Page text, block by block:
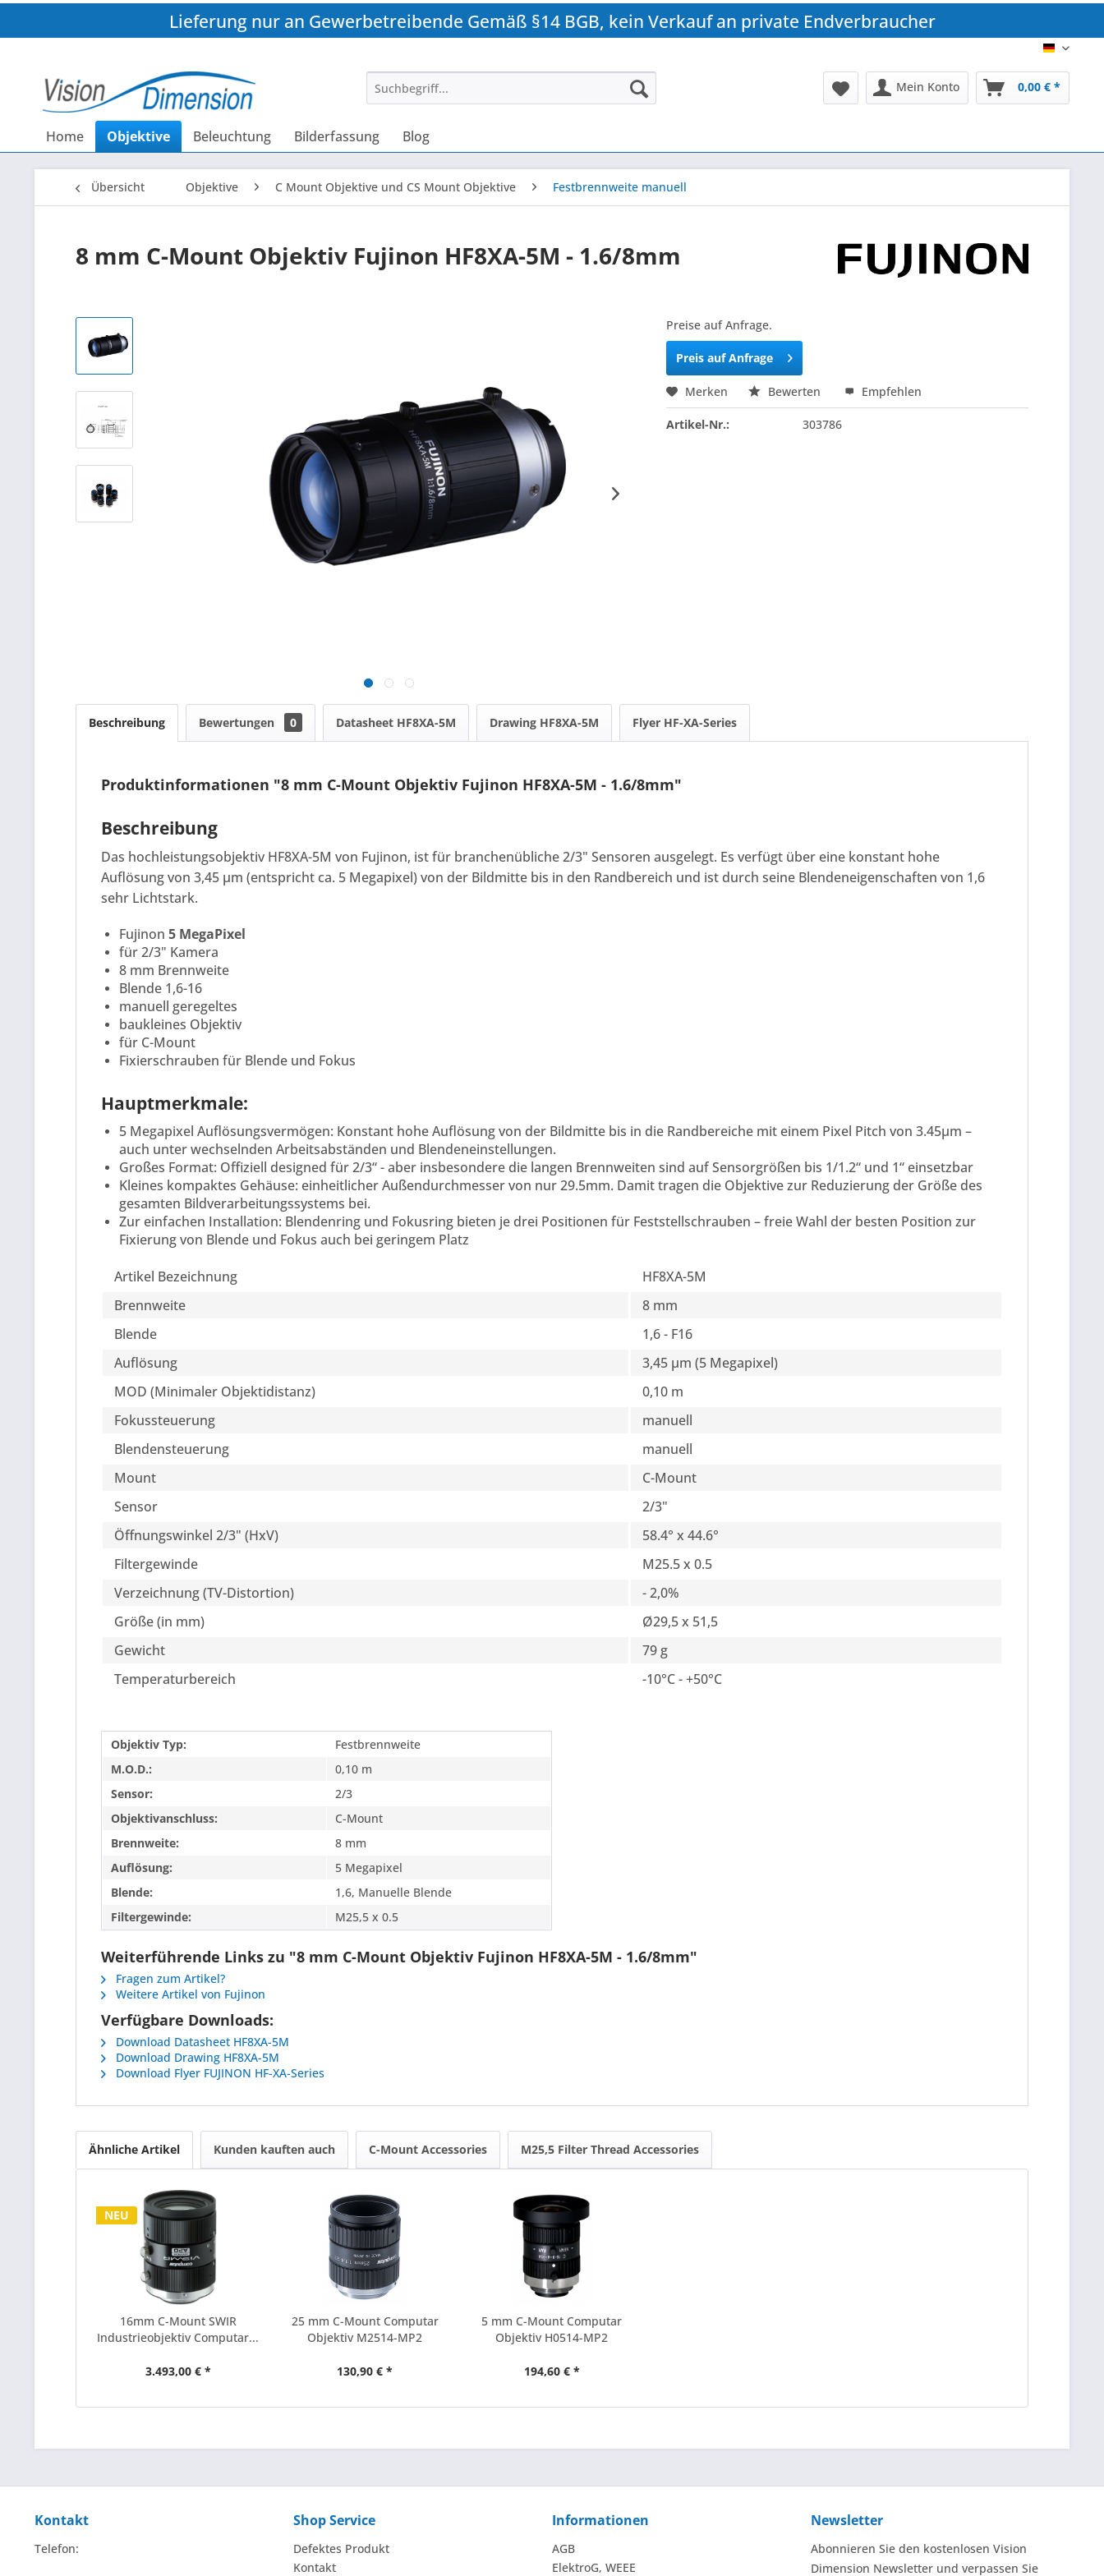
Lieferung nur an Gewerbetreibende Gemäß §14 BGB, kein Verkauf an private Endverbraucher
DE
Mein Konto 0,00 € *
Home Objektive Beleuchtung Bilderfassung Blog
Übersicht Objektive C Mount Objektive und CS Mount Objektive Festbrennweite manuell
8 mm C-Mount Objektiv Fujinon HF8XA-5M - 1.6/8mm
Preise auf Anfrage.
Preis auf Anfrage
Merken Bewerten Empfehlen
Artikel-Nr.: 303786
Beschreibung Bewertungen 0 Datasheet HF8XA-5M Drawing HF8XA-5M Flyer HF-XA-Series
Produktinformationen "8 mm C-Mount Objektiv Fujinon HF8XA-5M - 1.6/8mm"
Beschreibung
Das hochleistungsobjektiv HF8XA-5M von Fujinon, ist für branchenübliche 2/3" Sensoren ausgelegt. Es verfügt über eine konstant hohe
Auflösung von 3,45 µm (entspricht ca. 5 Megapixel) von der Bildmitte bis in den Randbereich und ist durch seine Blendeneigenschaften von 1,6
sehr Lichtstark.
Fujinon 5 MegaPixel
für 2/3" Kamera
8 mm Brennweite
Blende 1,6-16
manuell geregeltes
baukleines Objektiv
für C-Mount
Fixierschrauben für Blende und Fokus
Hauptmerkmale:
5 Megapixel Auflösungsvermögen: Konstant hohe Auflösung von der Bildmitte bis in die Randbereiche mit einem Pixel Pitch von 3.45μm –
auch unter wechselnden Arbeitsabständen und Blendeneinstellungen.
Großes Format: Offiziell designed für 2/3“ - aber insbesondere die langen Brennweiten sind auf Sensorgrößen bis 1/1.2“ und 1“ einsetzbar
Kleines kompaktes Gehäuse: einheitlicher Außendurchmesser von nur 29.5mm. Damit tragen die Objektive zur Reduzierung der Größe des
gesamten Bildverarbeitungssystems bei.
Zur einfachen Installation: Blendenring und Fokusring bieten je drei Positionen für Feststellschrauben – freie Wahl der besten Position zur
Fixierung von Blende und Fokus auch bei geringem Platz
Artikel Bezeichnung
HF8XA-5M
Brennweite
8 mm
Blende
1,6 - F16
Auflösung
3,45 µm (5 Megapixel)
MOD (Minimaler Objektidistanz)
0,10 m
Fokussteuerung
manuell
Blendensteuerung
manuell
Mount
C-Mount
Sensor
2/3"
Öffnungswinkel 2/3" (HxV)
58.4° x 44.6°
Filtergewinde
M25.5 x 0.5
Verzeichnung (TV-Distortion)
- 2,0%
Größe (in mm)
Ø29,5 x 51,5
Gewicht
79 g
Temperaturbereich
-10°C - +50°C
Objektiv Typ:
Festbrennweite
M.O.D.:
0,10 m
Sensor:
2/3
Objektivanschluss:
C-Mount
Brennweite:
8 mm
Auflösung:
5 Megapixel
Blende:
1,6, Manuelle Blende
Filtergewinde:
M25,5 x 0.5
Weiterführende Links zu "8 mm C-Mount Objektiv Fujinon HF8XA-5M - 1.6/8mm"
Fragen zum Artikel?
Weitere Artikel von Fujinon
Verfügbare Downloads:
Download Datasheet HF8XA-5M
Download Drawing HF8XA-5M
Download Flyer FUJINON HF-XA-Series
Ähnliche Artikel Kunden kauften auch C-Mount Accessories M25,5 Filter Thread Accessories
NEU
16mm C-Mount SWIR
Industrieobjektiv Computar...
3.493,00 € *
25 mm C-Mount Computar
Objektiv M2514-MP2
130,90 € *
5 mm C-Mount Computar
Objektiv H0514-MP2
194,60 € *
Kontakt
Telefon:
Shop Service
Defektes Produkt
Kontakt
Informationen
AGB
ElektroG, WEEE
Newsletter
Abonnieren Sie den kostenlosen Vision
Dimension Newsletter und verpassen Sie